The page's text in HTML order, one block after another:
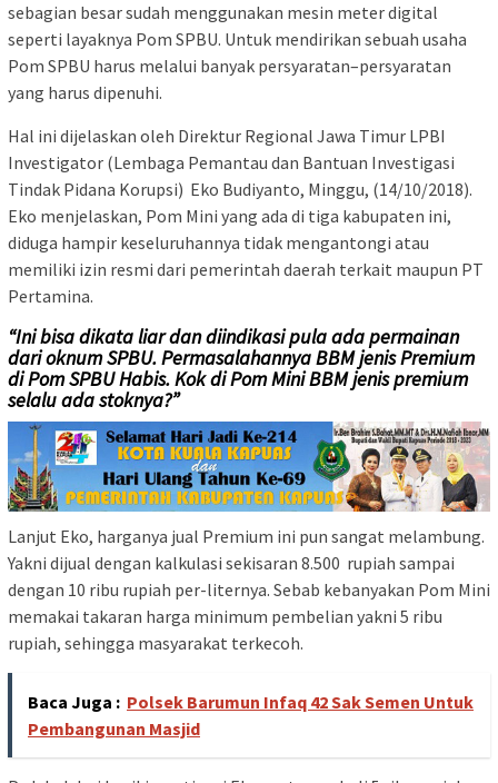
sebagian besar sudah menggunakan mesin meter digital
seperti layaknya Pom SPBU. Untuk mendirikan sebuah usaha
Pom SPBU harus melalui banyak persyaratan–persyaratan
yang harus dipenuhi.
Hal ini dijelaskan oleh Direktur Regional Jawa Timur LPBI
Investigator (Lembaga Pemantau dan Bantuan Investigasi
Tindak Pidana Korupsi) Eko Budiyanto, Minggu, (14/10/2018).
Eko menjelaskan, Pom Mini yang ada di tiga kabupaten ini,
diduga hampir keseluruhannya tidak mengantongi atau
memiliki izin resmi dari pemerintah daerah terkait maupun PT
Pertamina.
“Ini bisa dikata liar dan diindikasi pula ada permainan
dari oknum SPBU. Permasalahannya BBM jenis Premium
di Pom SPBU Habis. Kok di Pom Mini BBM jenis premium
selalu ada stoknya?”
Lanjut Eko, harganya jual Premium ini pun sangat melambung.
Yakni dijual dengan kalkulasi sekisaran 8.500 rupiah sampai
dengan 10 ribu rupiah per-liternya. Sebab kebanyakan Pom Mini
memakai takaran harga minimum pembelian yakni 5 ribu
rupiah, sehingga masyarakat terkecoh.
Baca Juga : Polsek Barumun Infaq 42 Sak Semen Untuk
Pembangunan Masjid